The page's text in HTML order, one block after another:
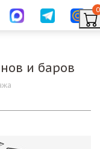
0
и баров